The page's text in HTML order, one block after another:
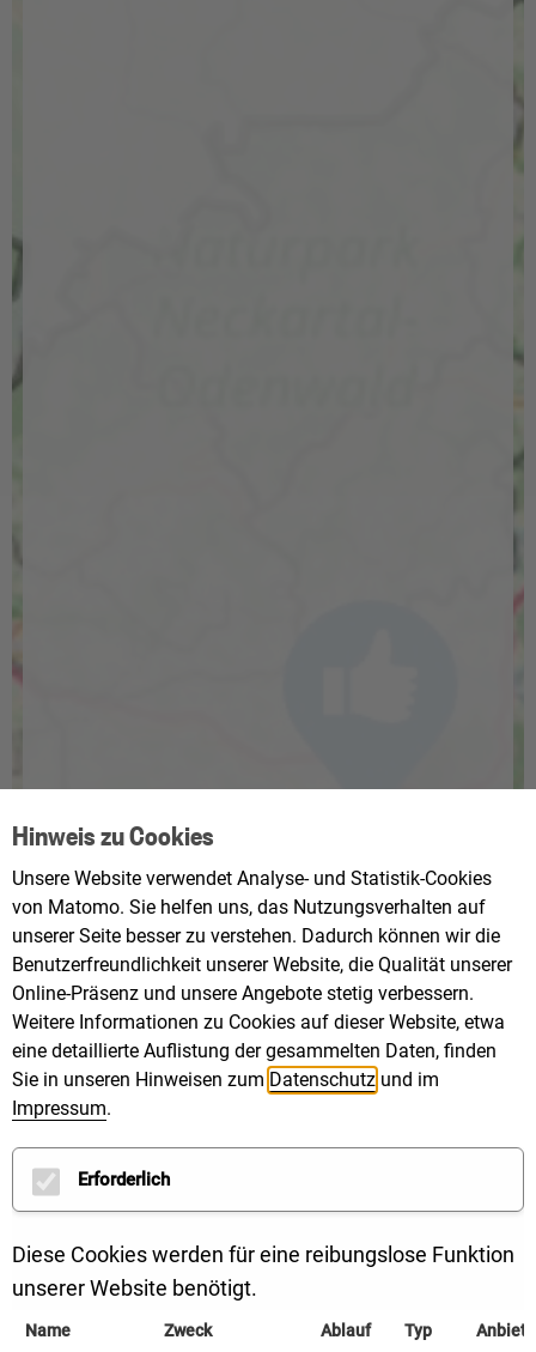
Hinweis zu Cookies
Unsere Website verwendet Analyse- und Statistik-Cookies
von Matomo. Sie helfen uns, das Nutzungsverhalten auf
unserer Seite besser zu verstehen. Dadurch können wir die
Benutzerfreundlichkeit unserer Website, die Qualität unserer
Online-Präsenz und unsere Angebote stetig verbessern.
Weitere Informationen zu Cookies auf dieser Website, etwa
eine detaillierte Auflistung der gesammelten Daten, finden
Sie in unseren Hinweisen zum Datenschutz und im
Impressum.
Erforderlich
Diese Cookies werden für eine reibungslose Funktion
unserer Website benötigt.
Name Zweck Ablauf Typ